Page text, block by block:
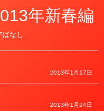
年新春編
ばなし
2013年1月17日
2013年1月24日